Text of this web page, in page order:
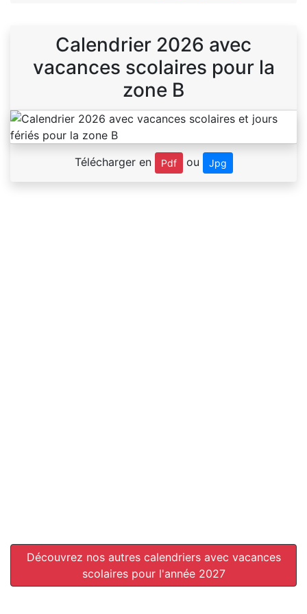
Calendrier 2026 avec
vacances scolaires pour la
zone B
Télécharger en Pdf ou Jpg
Découvrez nos autres calendriers avec vacances
scolaires pour l'année 2027